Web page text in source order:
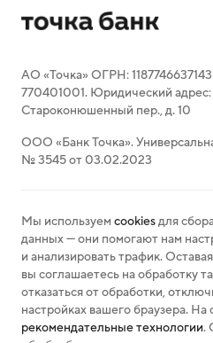
АО «Точка» ОГРН:
770401001. Юридический адрес:
Староконюшенный пер., д. 10
ООО «Банк Точка».
№ 3545 от 03.02.2023
Мы используем cookiesдля
данных — они помогают нам
и анализировать трафик.
вы соглашаетесь на обработку
отказаться от обработки,
настройках вашего браузера. На
рекомендательные технологии.